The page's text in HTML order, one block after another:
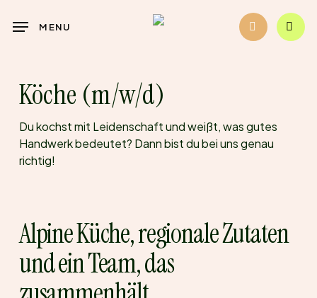
MENU
Köche (m/w/d)
Du kochst mit Leidenschaft und weißt, was gutes
Handwerk bedeutet? Dann bist du bei uns genau
richtig!
Alpine Küche, regionale Zutaten
und ein Team, das